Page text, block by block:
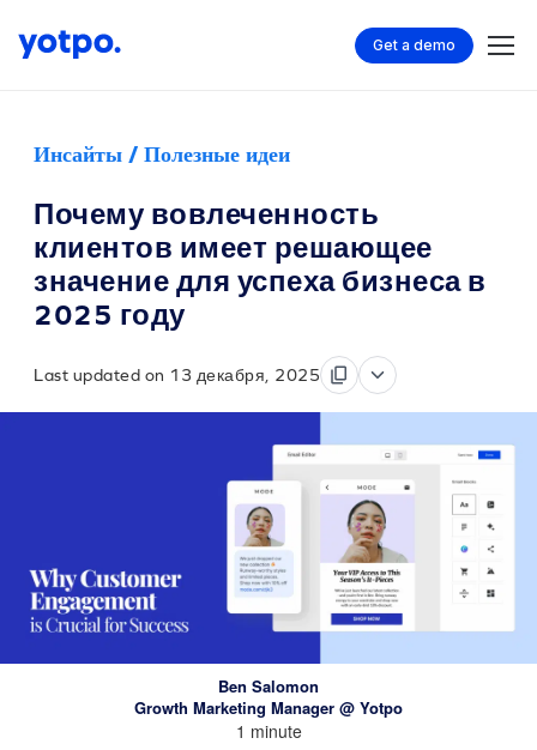
Get a demo
Инсайты / Полезные идеи
Почему вовлеченность
клиентов имеет решающее
значение для успеха бизнеса в
2025 году
Last updated on 13 декабря, 2025
Ben Salomon
Growth Marketing Manager @ Yotpo
1 minute